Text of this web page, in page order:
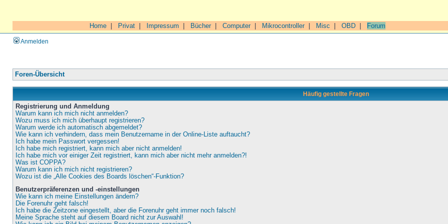
Home Privat Impressum Bücher| Computer| Mikrocontroller| Misc OBD Forum
Anmelden
Foren-Übersicht
Häufig gestellte Fragen
Registrierung und Anmeldung
Warum kann ich mich nicht anmelden?
Wozu muss ich mich überhaupt registrieren?
Warum werde ich automatisch abgemeldet?
Wie kann ich verhindern, dass mein Benutzername in der Online-Liste auftaucht?
Ich habe mein Passwort vergessen!
Ich habe mich registriert, kann mich aber nicht anmelden!
Ich habe mich vor einiger Zeit registriert, kann mich aber nicht mehr anmelden?!
Was ist COPPA?
Warum kann ich mich nicht registrieren?
Wozu ist die „Alle Cookies des Boards löschen“-Funktion?
Benutzerpräferenzen und -einstellungen
Wie kann ich meine Einstellungen ändern?
Die Forenuhr geht falsch!
Ich habe die Zeitzone eingestellt, aber die Forenuhr geht immer noch falsch!
Meine Sprache steht auf diesem Board nicht zur Auswahl!